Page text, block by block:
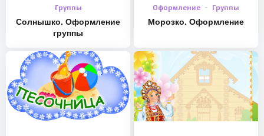
Группы
Солнышко. Оформление
группы
Оформление Группы
Морозко. Оформление